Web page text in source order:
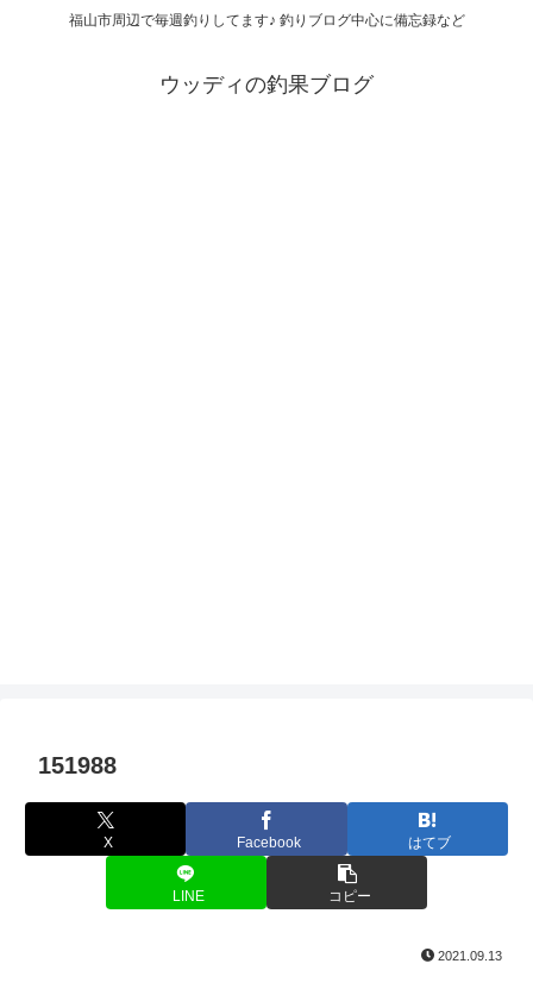
福山市周辺で毎週釣りしてます♪ 釣りブログ中心に備忘録など
ウッディの釣果ブログ
151988
X Facebook はてブ
LINE コピー
2021.09.13